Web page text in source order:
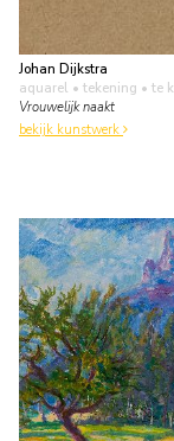
Johan Dijkstra
aquarel • tekening • te
Vrouwelijk naakt
bekijk kunstwerk